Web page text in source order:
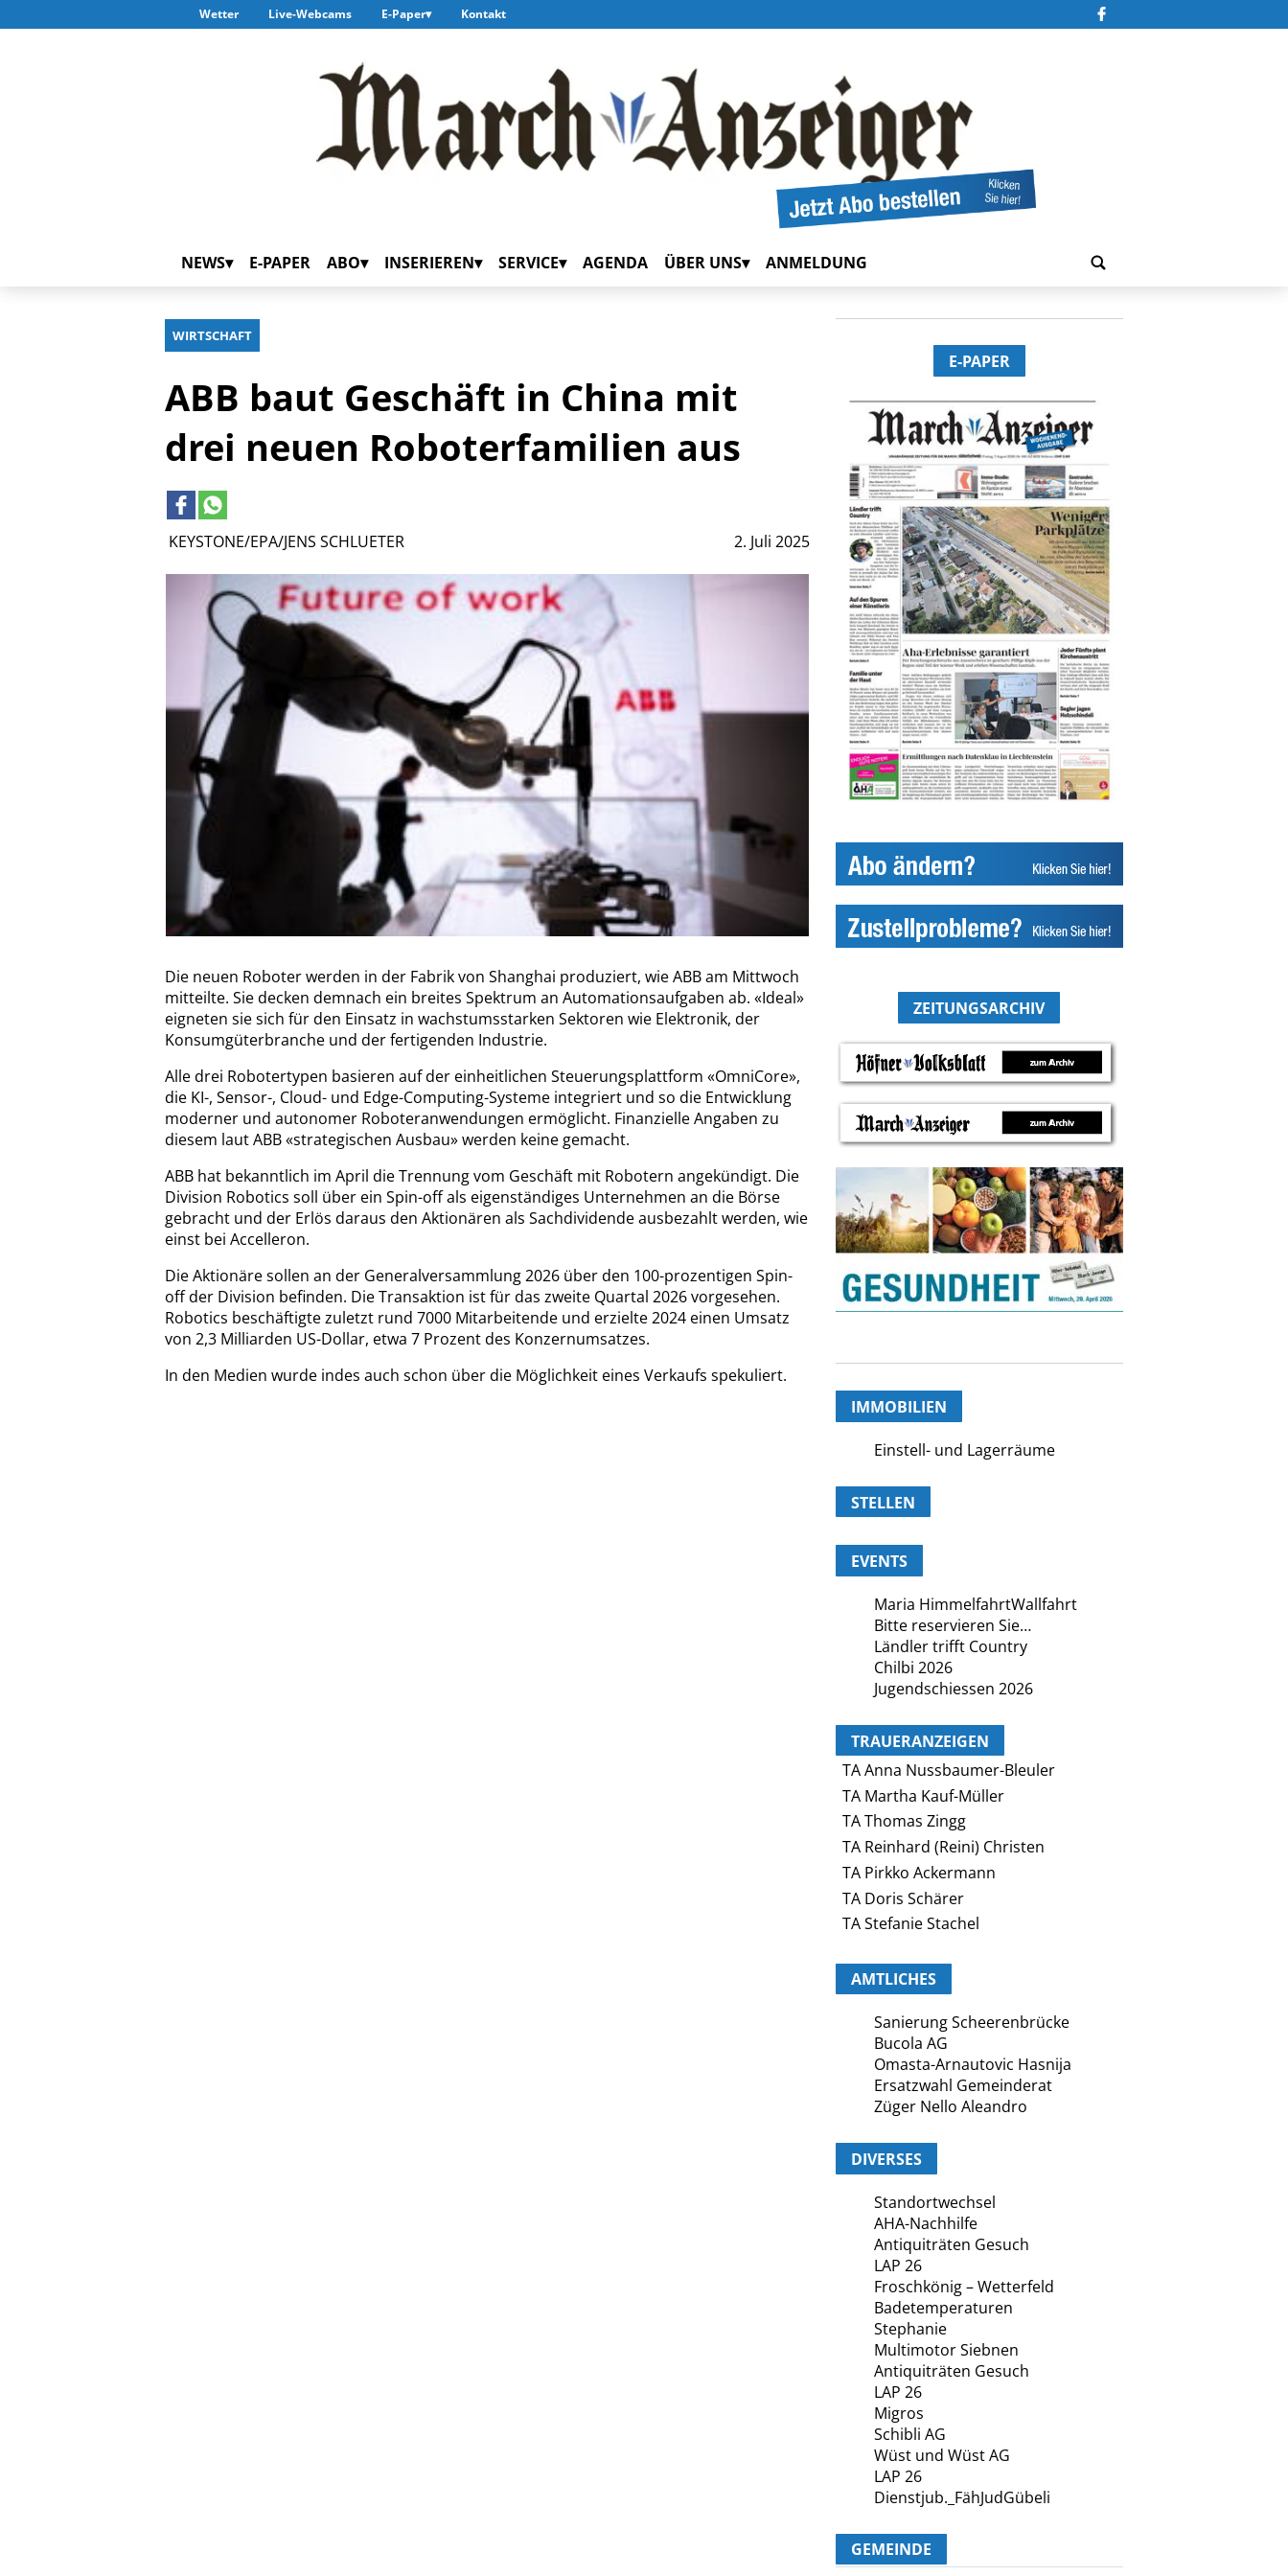
Wetter Live-Webcams E-Paper Kontakt
NEWS E-PAPER ABO INSERIEREN SERVICE AGENDA ÜBER UNS ANMELDUNG
WIRTSCHAFT
KEYSTONE/EPA/JENS SCHLUETER 2. Juli 2025
ABB baut Geschäft in China mit
drei neuen Roboterfamilien aus
Die neuen Roboter werden in der Fabrik von Shanghai produziert, wie ABB am Mittwoch
mitteilte. Sie decken demnach ein breites Spektrum an Automationsaufgaben ab. «Ideal»
eigneten sie sich für den Einsatz in wachstumsstarken Sektoren wie Elektronik, der
Konsumgüterbranche und der fertigenden Industrie.
Alle drei Robotertypen basieren auf der einheitlichen Steuerungsplattform «OmniCore»,
die KI-, Sensor-, Cloud- und Edge-Computing-Systeme integriert und so die Entwicklung
moderner und autonomer Roboteranwendungen ermöglicht. Finanzielle Angaben zu
diesem laut ABB «strategischen Ausbau» werden keine gemacht.
ABB hat bekanntlich im April die Trennung vom Geschäft mit Robotern angekündigt. Die
Division Robotics soll über ein Spin-off als eigenständiges Unternehmen an die Börse
gebracht und der Erlös daraus den Aktionären als Sachdividende ausbezahlt werden, wie
einst bei Accelleron.
Die Aktionäre sollen an der Generalversammlung 2026 über den 100-prozentigen Spin-
off der Division befinden. Die Transaktion ist für das zweite Quartal 2026 vorgesehen.
Robotics beschäftigte zuletzt rund 7000 Mitarbeitende und erzielte 2024 einen Umsatz
von 2,3 Milliarden US-Dollar, etwa 7 Prozent des Konzernumsatzes.
In den Medien wurde indes auch schon über die Möglichkeit eines Verkaufs spekuliert.
E-PAPER
ZEITUNGSARCHIV
IMMOBILIEN
Einstell- und Lagerräume
STELLEN
EVENTS
Maria HimmelfahrtWallfahrt
Bitte reservieren Sie…
Ländler trifft Country
Chilbi 2026
Jugendschiessen 2026
TRAUERANZEIGEN
TA Anna Nussbaumer-Bleuler
TA Martha Kauf-Müller
TA Thomas Zingg
TA Reinhard (Reini) Christen
TA Pirkko Ackermann
TA Doris Schärer
TA Stefanie Stachel
AMTLICHES
Sanierung Scheerenbrücke
Bucola AG
Omasta-Arnautovic Hasnija
Ersatzwahl Gemeinderat
Züger Nello Aleandro
DIVERSES
Standortwechsel
AHA-Nachhilfe
Antiquiträten Gesuch
LAP 26
Froschkönig – Wetterfeld
Badetemperaturen
Stephanie
Multimotor Siebnen
Antiquiträten Gesuch
LAP 26
Migros
Schibli AG
Wüst und Wüst AG
LAP 26
Dienstjub._FähJudGübeli
GEMEINDE